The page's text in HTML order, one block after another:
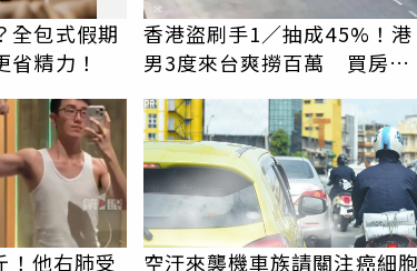
全包式假期
精力！
香港盜刷手1／抽成45%！港
男3度來台爽撈百萬 買房下
！他右肺受 空汙來襲機車族請關注癌細
PR